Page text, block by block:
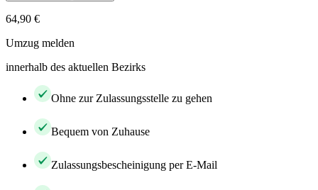
64,90 €
Umzug melden
innerhalb des aktuellen Bezirks
Ohne zur Zulassungsstelle zu gehen
Bequem von Zuhause
Zulassungsbescheinigung per E-Mail